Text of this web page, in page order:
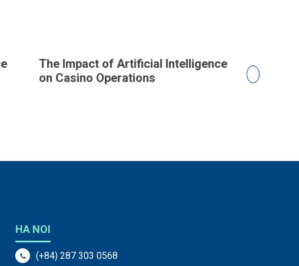
The Impact of Artificial Intelligence
on Casino Operations
The
Casino
HA NOI
(+84) 287 303 0568